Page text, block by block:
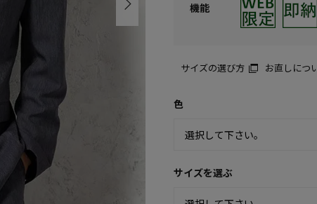
機能
サイズの選び方 お直しにつ
色
サイズを選ぶ